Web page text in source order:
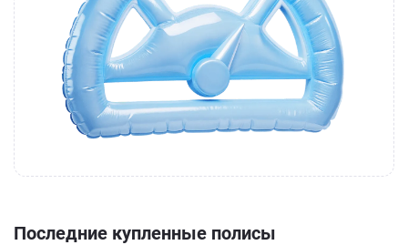
Последние купленные полисы